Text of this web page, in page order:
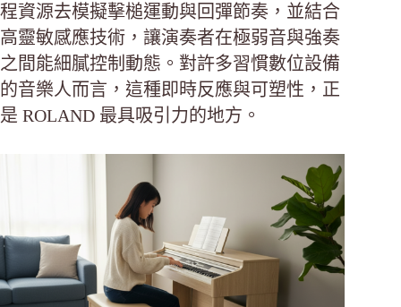
程資源去模擬擊槌運動與回彈節奏，並結合
高靈敏感應技術，讓演奏者在極弱音與強奏
之間能細膩控制動態。對許多習慣數位設備
的音樂人而言，這種即時反應與可塑性，正
是 ROLAND 最具吸引力的地方。